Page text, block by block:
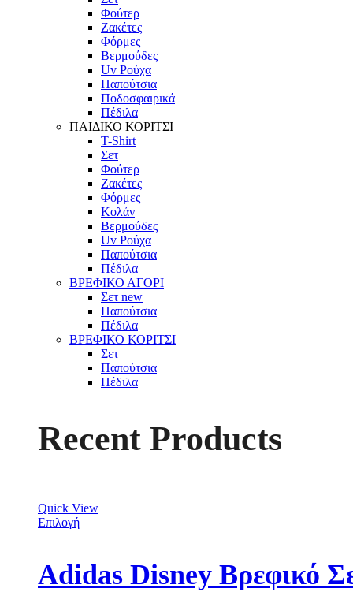
Φούτερ
Ζακέτες
Φόρμες
Βερμούδες
Uv Ρούχα
Παπούτσια
Ποδοσφαιρικά
Πέδιλα
ΠΑΙΔΙΚΟ ΚΟΡΙΤΣΙ
T-Shirt
Σετ
Φούτερ
Ζακέτες
Φόρμες
Κολάν
Βερμούδες
Uv Ρούχα
Παπούτσια
Πέδιλα
ΒΡΕΦΙΚΟ ΑΓΟΡΙ
Σετ new
Παπούτσια
Πέδιλα
ΒΡΕΦΙΚΟ ΚΟΡΙΤΣΙ
Σετ
Παπούτσια
Πέδιλα
Recent Products
Quick View
Επιλογή
Adidas Disney Βρεφικό